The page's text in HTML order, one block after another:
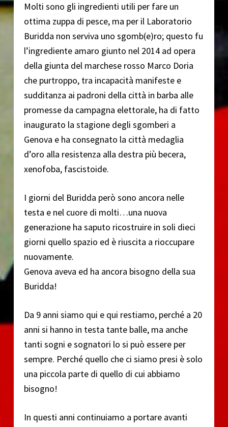
Molti sono gli ingredienti utili per fare un
ottima zuppa di pesce, ma per il Laboratorio
Buridda non serviva uno sgomb(e)ro; questo fu
l’ingrediente amaro giunto nel 2014 ad opera
della giunta del marchese rosso Marco Doria
che purtroppo, tra incapacità manifeste e
sudditanza ai padroni della città in barba alle
promesse da campagna elettorale, ha di fatto
inaugurato la stagione degli sgomberi a
Genova e ha consegnato la città medaglia
d’oro alla resistenza alla destra più becera,
xenofoba, fascistoide.
I giorni del Buridda però sono ancora nelle
testa e nel cuore di molti…una nuova
generazione ha saputo ricostruire in soli dieci
giorni quello spazio ed è riuscita a rioccupare
nuovamente.
Genova aveva ed ha ancora bisogno della sua
Buridda!
Da 9 anni siamo qui e qui restiamo, perché a 20
anni si hanno in testa tante balle, ma anche
tanti sogni e sognatori lo si può essere per
sempre. Perché quello che ci siamo presi è solo
una piccola parte di quello di cui abbiamo
bisogno!
In questi anni continuiamo a portare avanti